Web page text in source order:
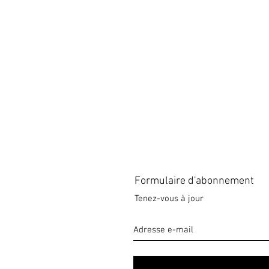
Formulaire d'abonnement
Tenez-vous à jour